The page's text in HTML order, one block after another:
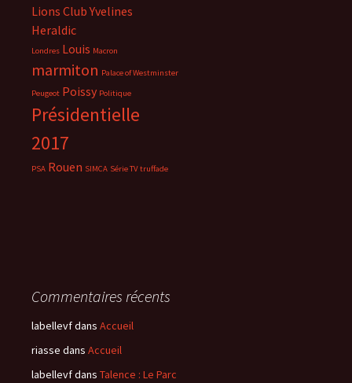
Lions Club Yvelines
Heraldic
Londres Louis Macron
marmiton Palace of Westminster
Peugeot Poissy Politique
Présidentielle
2017
PSA Rouen SIMCA Série TV truffade
Commentaires récents
labellevfdans Accueil
riasse dans Accueil
labellevfdans Talence : Le Parc